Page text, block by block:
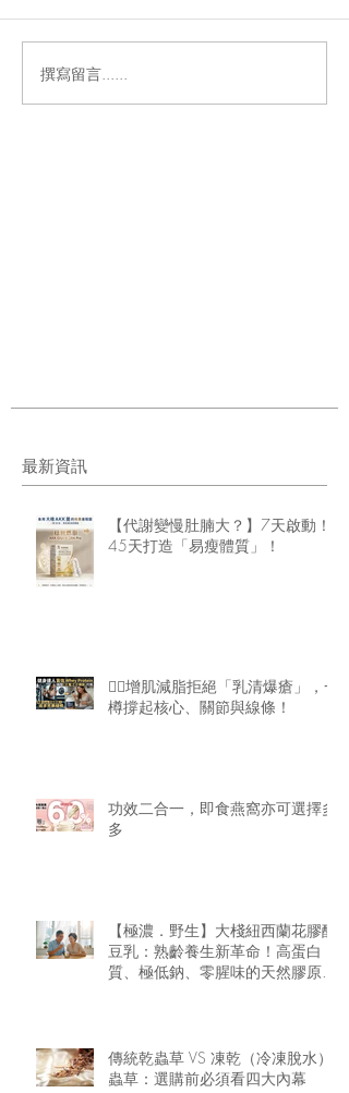
撰寫留言......
最新資訊
【代謝變慢肚腩大？】7天啟動！
45天打造「易瘦體質」！
🏋️‍♂️增肌減脂拒絕「乳清爆瘡」，一
樽撐起核心、關節與線條！
功效二合一，即食燕窩亦可選擇多
多
【極濃．野生】大棧紐西蘭花膠醇
豆乳：熟齡養生新革命！高蛋白
質、極低鈉、零腥味的天然膠原精
傳統乾蟲草 VS 凍乾（冷凍脫水）
蟲草：選購前必須看四大內幕